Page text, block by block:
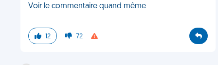
Voir le commentaire quand même
12 72